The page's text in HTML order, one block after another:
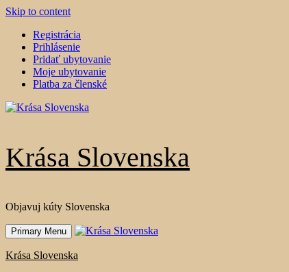
Skip to content
Registrácia
Prihlásenie
Pridať ubytovanie
Moje ubytovanie
Platba za členské
Krása Slovenska
Objavuj kúty Slovenska
Primary Menu
Krása Slovenska